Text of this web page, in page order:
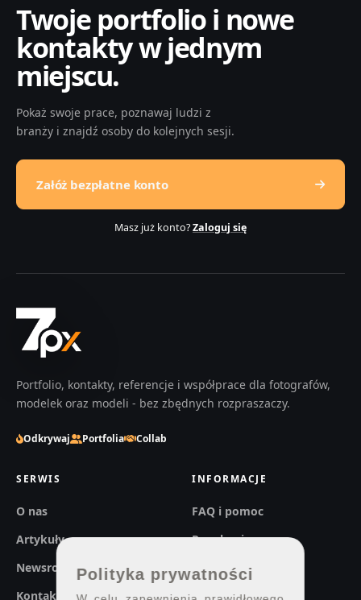
Twoje portfolio i nowe
kontakty w jednym
miejscu.
Pokaż swoje prace, poznawaj ludzi z
branży i znajdź osoby do kolejnych sesji.
Załóż bezpłatne konto
Masz już konto?Zaloguj się
Portfolio, kontakty, referencje i współprace dla fotografów,
modelek oraz modeli - bez zbędnych rozpraszaczy.
Odkrywaj Portfolia Collab
SERWIS
O nas
Artykuły
Newsroom
Kontakt
INFORMACJE
FAQ i pomoc
Regulaminy
Prywatność
Polityka prywatności